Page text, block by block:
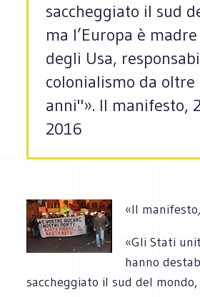
saccheggiato il sud
ma l’Europa è
degli Usa,
colonialismo da oltre
anni"». Il manifesto,
2016
«Il manifesto
«Gli Stati
hanno
saccheggiato il sud del mondo,